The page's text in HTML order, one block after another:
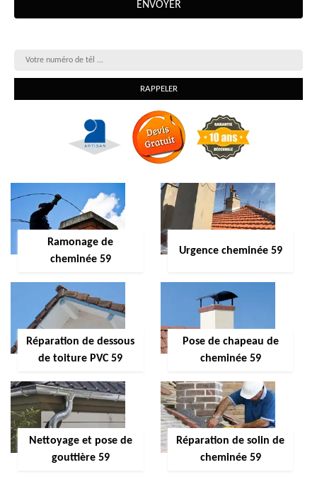
Ramonage de
cheminée 59
Urgence cheminée 59
Réparation de dessous
de toiture PVC 59
Pose de chapeau de
cheminée 59
Nettoyage et pose de
gouttière 59
Réparation de solin de
cheminée 59